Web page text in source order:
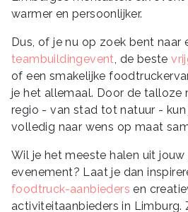
warmer en persoonlijker.
Dus, of je nu op zoek bent naar
teambuildingevent, de beste
of een smakelijke
je het allemaal. Door de talloze
regio - van stad tot natuur -
volledig naar wens op maat
Wil je het meeste halen uit
evenement? Laat je dan
foodtruck-aanbieders en
activiteitaanbieders in Limburg.